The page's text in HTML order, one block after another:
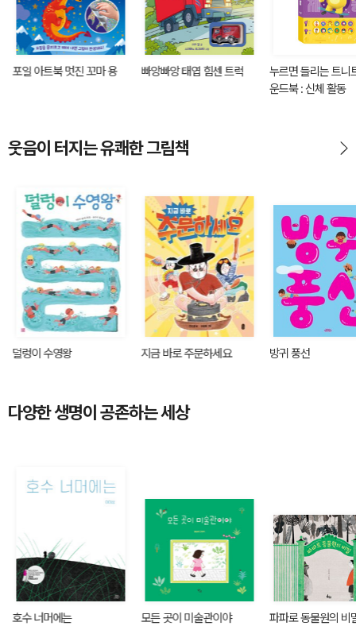
포일 아트북 멋진 꼬마 용 빠앙빠앙 태엽 힘센 트럭
누르면 들리는 트니
운드북 : 신체 활동
웃음이 터지는 유쾌한 그림책
덜렁이 수영왕 지금 바로 주문하세요 방귀 풍선
다양한 생명이 공존하는 세상
호수 너머에는 모든 곳이 미술관이야 파파로 동물원의 비